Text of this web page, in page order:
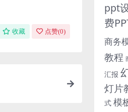
收藏 点赞(0)
ppt
费
商务
教程
汇报
灯片
式 模